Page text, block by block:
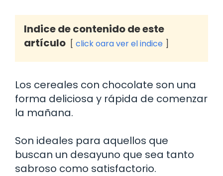
Indice de contenido de este
artículo
click oara ver el indice
Los cereales con chocolate son una
forma deliciosa y rápida de comenzar
la mañana.
Son ideales para aquellos que
buscan un desayuno que sea tanto
sabroso como satisfactorio.